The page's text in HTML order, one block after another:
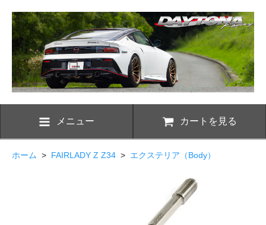
メニュー カートを見る
ホーム > FAIRLADY Z Z34 > エクステリア（Body）